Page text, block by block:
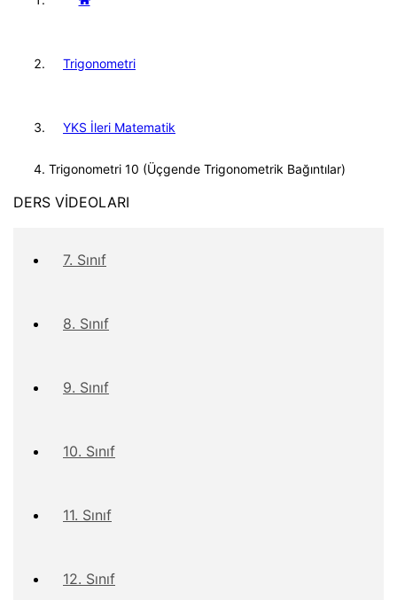
Trigonometri
YKS İleri Matematik
Trigonometri 10 (Üçgende Trigonometrik Bağıntılar)
DERS VİDEOLARI
7. Sınıf
8. Sınıf
9. Sınıf
10. Sınıf
11. Sınıf
12. Sınıf